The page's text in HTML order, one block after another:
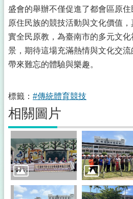
盛會的舉辦不僅促進了都會區原
原住民族的競技活動與文化價值
實全民原教，為臺南市的多元文
景，期待這場充滿熱情與文化交
帶來難忘的體驗與樂趣。
標籤： #傳統體育競技
相關圖片